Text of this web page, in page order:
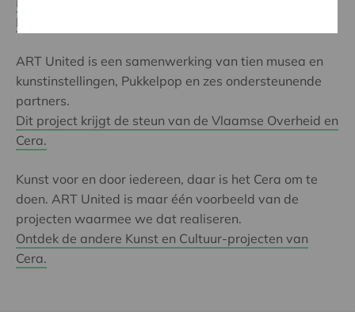
Mu.ZEE
ART United is een samenwerking van tien musea en
kunstinstellingen, Pukkelpop en zes ondersteunende
partners.
Dit project krijgt de steun van de Vlaamse Overheid en
Cera.
Kunst voor en door iedereen, daar is het Cera om te
doen. ART United is maar één voorbeeld van de
projecten waarmee we dat realiseren.
Ontdek de andere Kunst en Cultuur-projecten van
Cera.